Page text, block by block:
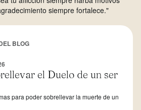
siempre fortalece."
BLOG
el Duelo de un ser
para poder sobrellevar la muerte de un